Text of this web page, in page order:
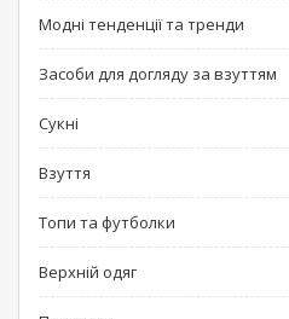
Модні тенденції та тренди
Засоби для догляду за взуттям
Сукні
Взуття
Топи та футболки
Верхній одяг